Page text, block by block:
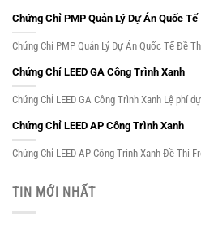
Chứng Chỉ PMP Quản Lý Dự Án Quốc Tế
Chứng Chỉ PMP Quản Lý Dự Án Quốc Tế Đề
Chứng Chỉ LEED GA Công Trình Xanh
Chứng Chỉ LEED GA Công Trình Xanh Lệ phí
Chứng Chỉ LEED AP Công Trình Xanh
Chứng Chỉ LEED AP Công Trình Xanh Đề Thi
TIN MỚI NHẤT